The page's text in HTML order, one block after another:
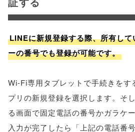
LINEに新規登録する際、所有し
ーの番号でも登録が可能です。
Wi-Fi専用タブレットで手続きをす
プリの新規登録を選択します。そ
る画面で固定電話の番号かガラケ
入力が完了したら「上記の電話番